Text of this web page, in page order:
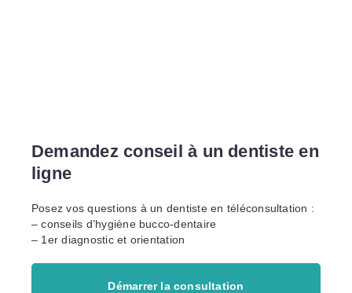
Demandez conseil à un dentiste en
ligne
Posez vos questions à un dentiste en téléconsultation :
– conseils d’hygiène bucco-dentaire
– 1er diagnostic et orientation
Démarrer la consultation